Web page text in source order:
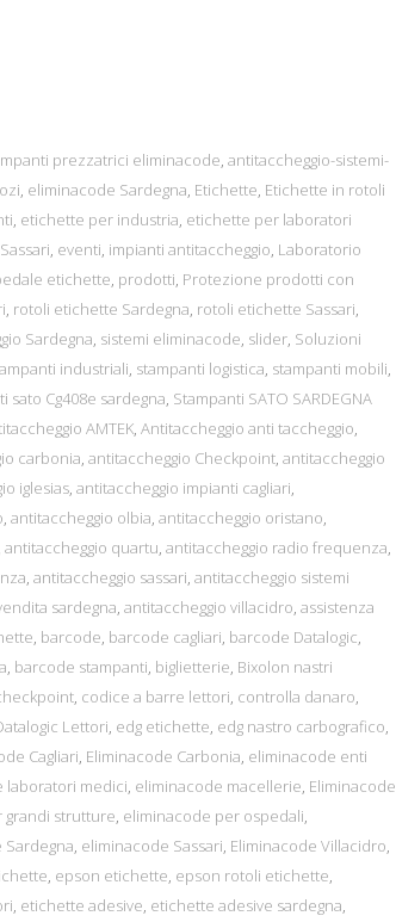
prezzatrici eliminacode, antitaccheggio-sistemi-
, eliminacode Sardegna, Etichette, Etichette in rotoli
, etichette per industria, etichette per laboratori
, eventi, impianti antitaccheggio, Laboratorio
etichette, prodotti, Protezione prodotti con
, rotoli etichette Sardegna, rotoli etichette Sassari,
Sardegna, sistemi eliminacode, slider, Soluzioni
industriali, stampanti logistica, stampanti mobili,
sato Cg408e sardegna, Stampanti SATO SARDEGNA
AMTEK, Antitaccheggio anti taccheggio,
carbonia, antitaccheggio Checkpoint, antitaccheggio
iglesias, antitaccheggio impianti cagliari,
, antitaccheggio olbia, antitaccheggio oristano,
antitaccheggio quartu, antitaccheggio radio frequenza,
, antitaccheggio sassari, antitaccheggio sistemi
sardegna, antitaccheggio villacidro, assistenza
, barcode, barcode cagliari, barcode Datalogic,
, barcode stampanti, biglietterie, Bixolon nastri
, codice a barre lettori, controlla danaro,
Lettori, edg etichette, edg nastro carbografico,
Cagliari, Eliminacode Carbonia, eliminacode enti
laboratori medici, eliminacode macellerie, Eliminacode
strutture, eliminacode per ospedali,
, eliminacode Sassari, Eliminacode Villacidro,
, epson etichette, epson rotoli etichette,
, etichette adesive, etichette adesive sardegna,